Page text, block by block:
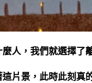
人，我們就選擇了
這片景，此時此刻真